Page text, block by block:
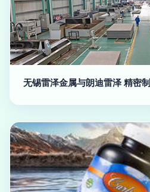
无锡雷泽金属与朗迪雷泽 精密